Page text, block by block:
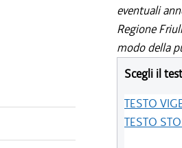
eventuali
Regione
modo della
Scegli il
TESTO
TESTO